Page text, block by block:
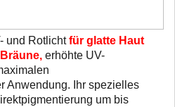
und Rotlichtfür glatte Haut
erhöhte UV-
Anwendung. Ihr spezielles
um bis